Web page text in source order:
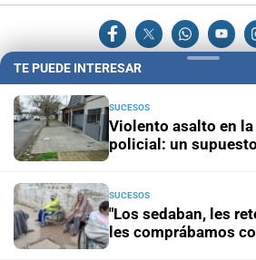
Hemeroteca Digital (1930-1979)-
Administración y Publicidad-
Opcionales con El Litoral
El Litoral es
TE PUEDE INTERESAR
SUCESOS
Violento asalto en la
policial: un
SUCESOS
"Los sedaban, les
les comprábamos